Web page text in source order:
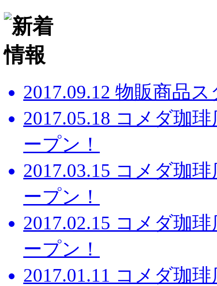
2017.09.12 物販商品ス
2017.05.18 コメダ珈
ープン！
2017.03.15 コメダ珈
ープン！
2017.02.15 コメダ珈
ープン！
2017.01.11 コメダ珈